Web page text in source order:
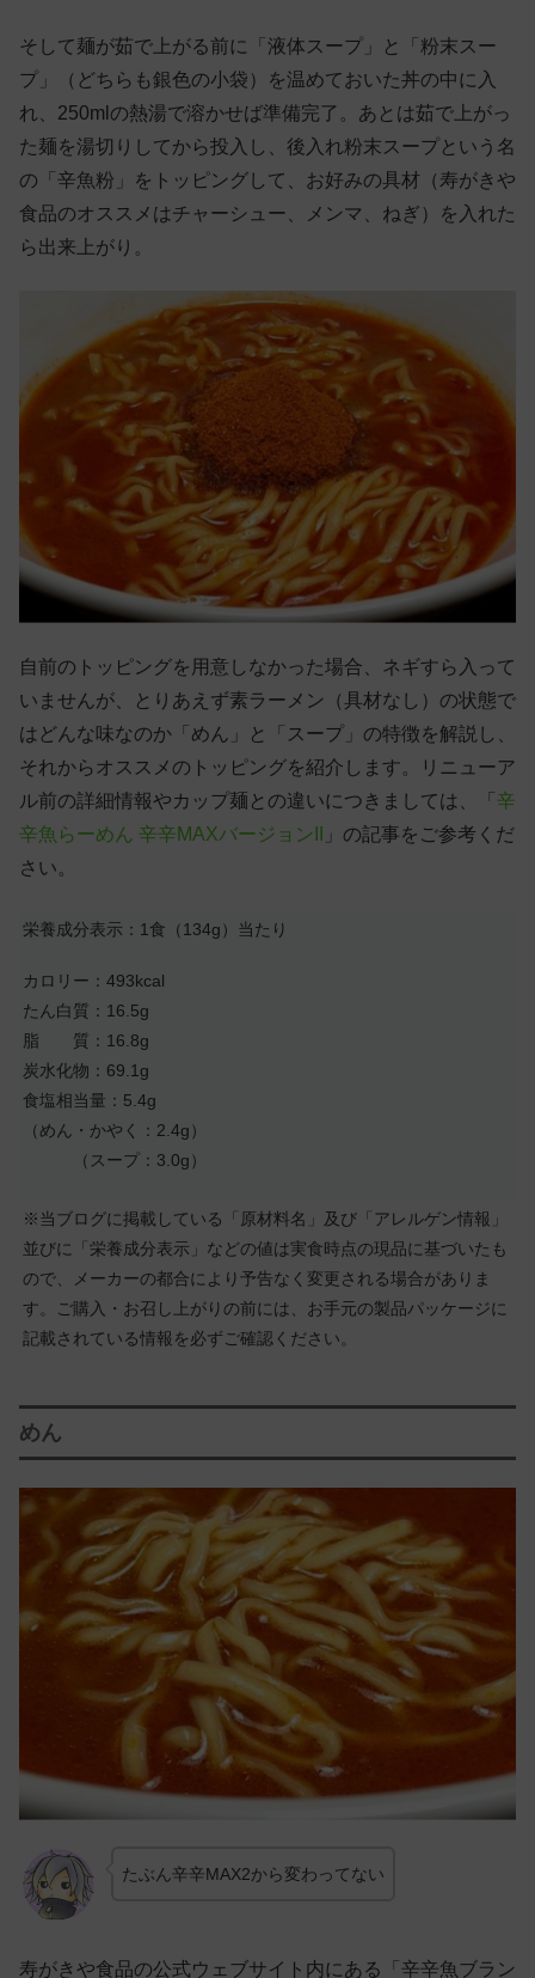
そして麺が茹で上がる前に「液体スープ」と「粉末スー
プ」（どちらも銀色の小袋）を温めておいた丼の中に入
れ、250mlの熱湯で溶かせば準備完了。あとは茹で上がっ
た麺を湯切りしてから投入し、後入れ粉末スープという名
の「辛魚粉」をトッピングして、お好みの具材（寿がきや
食品のオススメはチャーシュー、メンマ、ねぎ）を入れた
ら出来上がり。
自前のトッピングを用意しなかった場合、ネギすら入って
いませんが、とりあえず素ラーメン（具材なし）の状態で
はどんな味なのか「めん」と「スープ」の特徴を解説し、
それからオススメのトッピングを紹介します。リニューア
ル前の詳細情報やカップ麺との違いにつきましては、「 辛
辛魚らーめん 辛辛MAXバージョンII
」の記事をご参考くだ
さい。
栄養成分表示：1食（134g）当たり
カロリー：493kcal
たん白質：16.5g
脂 質：16.8g
炭水化物：69.1g
食塩相当量：5.4g
（めん・かやく：2.4g）
（スープ：3.0g）
※当ブログに掲載している「原材料名」及び「アレルゲン情報」
並びに「栄養成分表示」などの値は実食時点の現品に基づいたも
ので、メーカーの都合により予告なく変更される場合がありま
す。ご購入・お召し上がりの前には、お手元の製品パッケージに
記載されている情報を必ずご確認ください。
めん
たぶん辛辛MAX2から変わってない
寿がきや食品の公式ウェブサイト内にある「辛辛魚ブラン